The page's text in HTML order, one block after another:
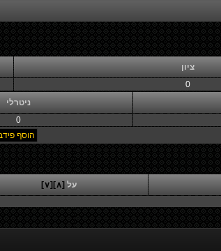
ציון
0
ניטרלי
0
על [∧]
[∨]